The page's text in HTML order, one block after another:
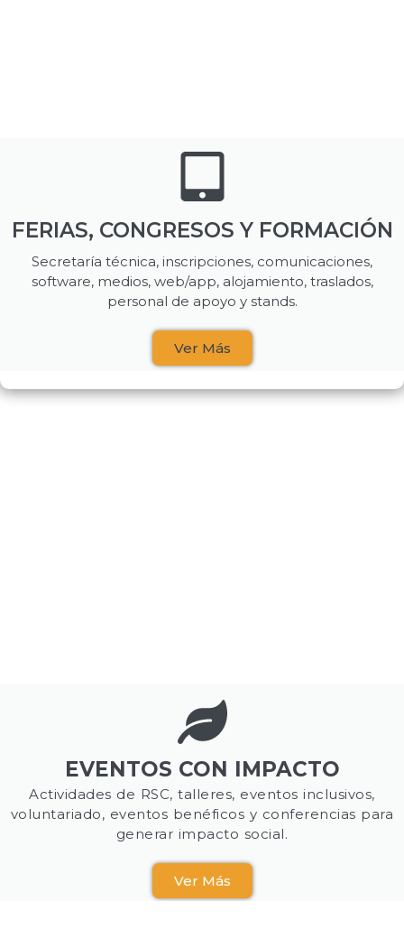
FERIAS, CONGRESOS Y FORMACIÓN
Secretaría técnica, inscripciones, comunicaciones,
software, medios, web/app, alojamiento, traslados,
personal de apoyo y stands.
Ver Más
EVENTOS CON IMPACTO
Actividades de RSC, talleres, eventos inclusivos,
voluntariado, eventos benéficos y conferencias para
generar impacto social.
Ver Más